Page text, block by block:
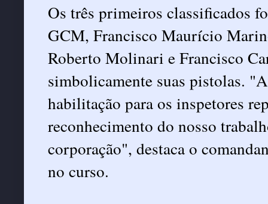
Os três primeiros classificados
GCM, Francisco Maurício
Roberto Molinari e Francisco
simbolicamente suas pistolas.
habilitação para os inspetores
reconhecimento do nosso
corporação", destaca o
no curso.